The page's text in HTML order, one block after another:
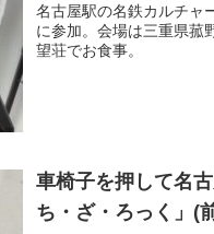
名古屋駅の名鉄カルチャ
に参加。会場は三重県菰
望荘でお食事。
車椅子を押して名
ち・ざ・ろっく」(